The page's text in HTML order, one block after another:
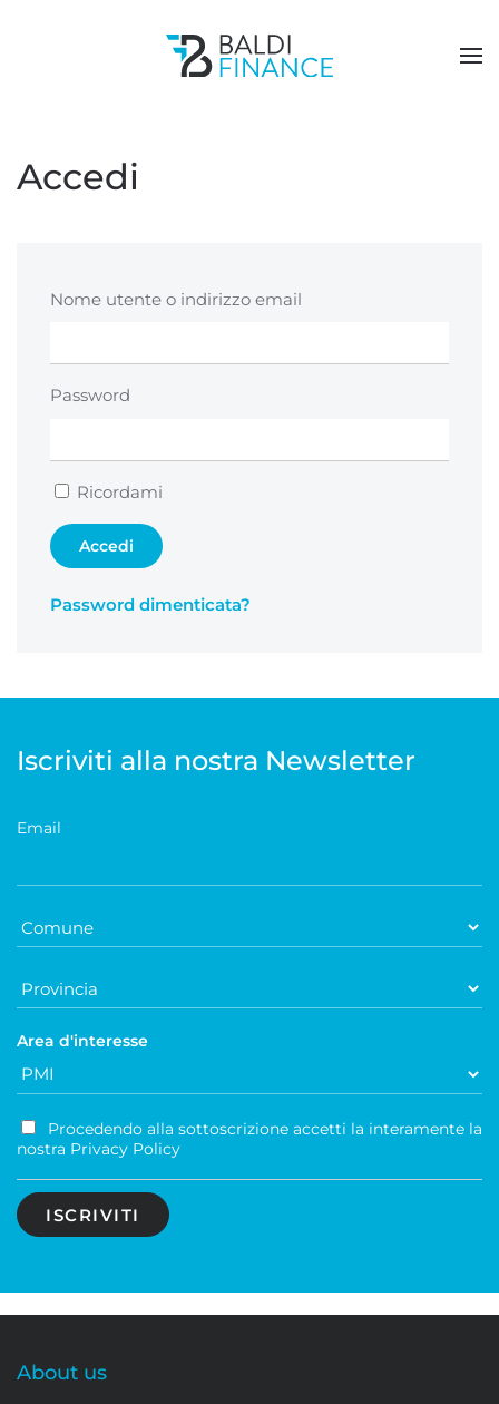
Passa al contenuto principale
Accedi
Nome utente o indirizzo email
Password
Ricordami
Accedi
Password dimenticata?
Iscriviti alla nostra Newsletter
Email
Area d'interesse
Procedendo alla sottoscrizione accetti la interamente la
nostra Privacy Policy
About us